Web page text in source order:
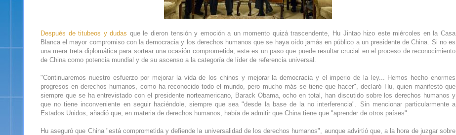
Después de titubeos y dudas que le dieron tensión y emoción a un momento quizá trascendente, Hu Jintao hizo este miércoles en la Casa
Blanca el mayor compromiso con la democracia y los derechos humanos que se haya oído jamás en público a un presidente de China. Si no es
una mera treta diplomática para sortear una ocasión comprometida, este es un paso que puede resultar crucial en el proceso de reconocimiento
de China como potencia mundial y de su ascenso a la categoría de líder de referencia universal.
"Continuaremos nuestro esfuerzo por mejorar la vida de los chinos y mejorar la democracia y el imperio de la ley... Hemos hecho enormes
progresos en derechos humanos, como ha reconocido todo el mundo, pero mucho más se tiene que hacer", declaró Hu, quien manifestó que
siempre que se ha entrevistado con el presidente norteamericano, Barack Obama, ocho en total, han discutido sobre los derechos humanos y
que no tiene inconveniente en seguir haciéndole, siempre que sea "desde la base de la no interferencia". Sin mencionar particularmente a
Estados Unidos, añadió que, en materia de derechos humanos, había de admitir que China tiene que "aprender de otros países".
Hu aseguró que China "está comprometida y defiende la universalidad de los derechos humanos", aunque advirtió que, a la hora de juzgar sobre